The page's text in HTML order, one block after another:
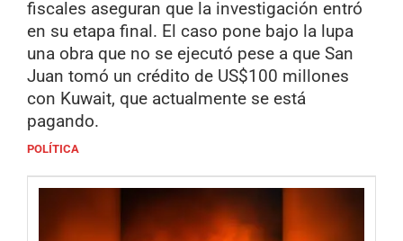
fiscales aseguran que la investigación entró
en su etapa final. El caso pone bajo la lupa
una obra que no se ejecutó pese a que San
Juan tomó un crédito de US$100 millones
con Kuwait, que actualmente se está
pagando.
POLÍTICA